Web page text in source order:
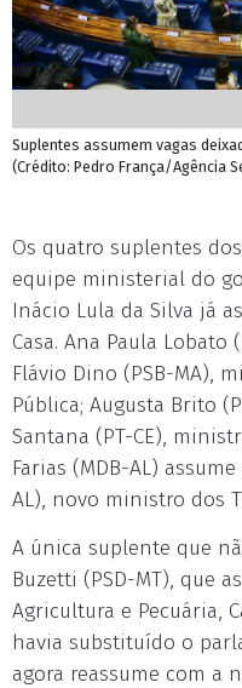
Suplentes assumem vagas
(Crédito: Pedro França/Agência
Os quatro suplentes
equipe ministerial do
Inácio Lula da Silva já
Casa. Ana Paula
Flávio Dino (PSB-MA),
Pública; Augusta Brito
Santana (PT-CE),
Farias (MDB-AL)
AL), novo ministro dos
A única suplente que
Buzetti (PSD-MT), que
Agricultura e Pecuária,
havia substituído o
agora reassume com a